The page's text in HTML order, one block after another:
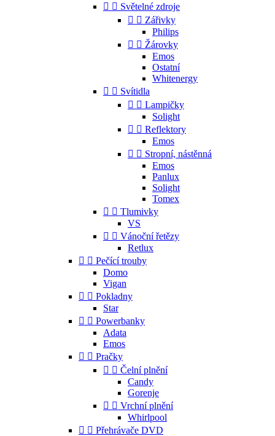
  Světelné zdroje
  Zářivky
Philips
  Žárovky
Emos
Ostatní
Whitenergy
  Svítidla
  Lampičky
Solight
  Reflektory
Emos
  Stropní, nástěnná
Emos
Panlux
Solight
Tomex
  Tlumivky
VS
  Vánoční řetězy
Retlux
  Pečící trouby
Domo
Vigan
  Pokladny
Star
  Powerbanky
Adata
Emos
  Pračky
  Čelní plnění
Candy
Gorenje
  Vrchní plnění
Whirlpool
  Přehrávače DVD